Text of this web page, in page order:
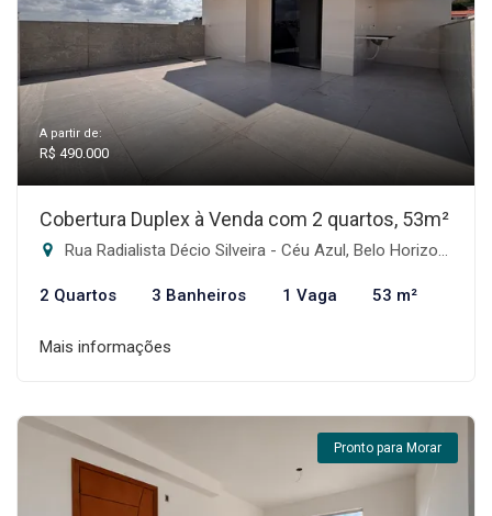
A partir de:
R$ 490.000
Cobertura Duplex à Venda com 2 quartos, 53m²
Rua Radialista Décio Silveira - Céu Azul, Belo Horizonte-MG
2 Quartos 3 Banheiros 1 Vaga 53 m²
Mais informações
Pronto para Morar